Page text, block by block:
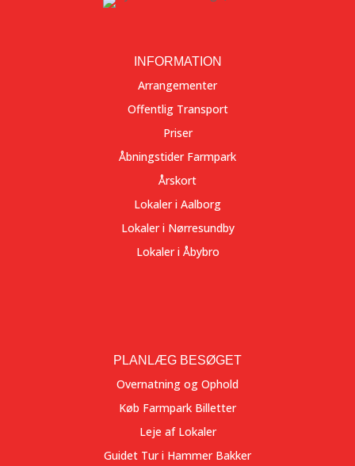
INFORMATION
Arrangementer
Offentlig Transport
Priser
Åbningstider Farmpark
Årskort
Lokaler i Aalborg
Lokaler i Nørresundby
Lokaler i Åbybro
PLANLÆG BESØGET
Overnatning og Ophold
Køb Farmpark Billetter
Leje af Lokaler
Guidet Tur i Hammer Bakker